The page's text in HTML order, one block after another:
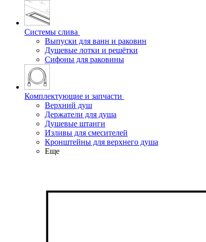
Системы слива
Выпуски для ванн и раковин
Душевые лотки и решётки
Сифоны для раковины
Комплектующие и запчасти
Верхний душ
Держатели для душа
Душевые штанги
Изливы для смесителей
Кронштейны для верхнего душа
Еще